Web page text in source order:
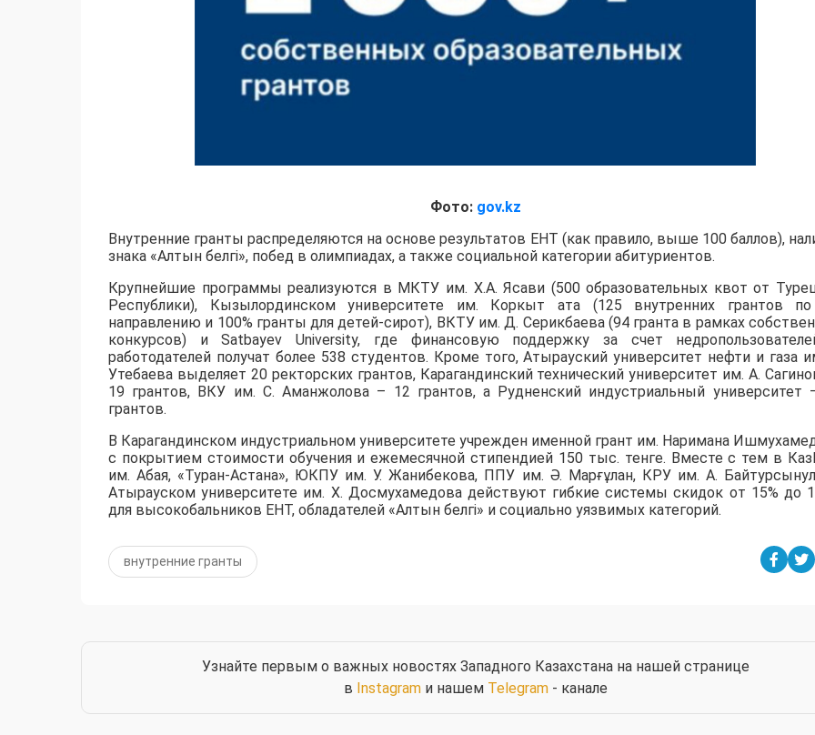
Фото: gov.kz
Внутренние гранты распределяются на основе результатов ЕНТ (как правило, выше 100 баллов),
знака «Алтын белгі», побед в олимпиадах, а также социальной категории абитуриентов.
​Крупнейшие программы реализуются в МКТУ им. Х.А. Ясави (500 образовательных квот от
Республики), Кызылординском университете им. Коркыт ата (125 внутренних грантов
направлению и 100% гранты для детей-сирот), ВКТУ им. Д. Серикбаева (94 гранта в рамках
конкурсов) и Satbayev University, где финансовую поддержку за счет
работодателей получат более 538 студентов. Кроме того, Атырауский университет нефти и газа
Утебаева выделяет 20 ректорских грантов, Карагандинский технический университет им. А.
19 грантов, ВКУ им. С. Аманжолова – 12 грантов, а Рудненский индустриальный университет
грантов.
​В Карагандинском индустриальном университете учрежден именной грант им. Наримана
с покрытием стоимости обучения и ежемесячной стипендией 150 тыс. тенге. Вместе с тем в
им. Абая, «Туран-Астана», ЮКПУ им. У. Жанибекова, ППУ им. Ә. Марғұлан, КРУ им. А.
Атырауском университете им. Х. Досмухамедова действуют гибкие системы скидок от 15% до
для высокобальников ЕНТ, обладателей «Алтын белгі» и социально уязвимых категорий.
внутренние гранты
Узнайте первым о важных новостях Западного Казахстана на нашей странице
в Instagramи нашем Telegram- канале